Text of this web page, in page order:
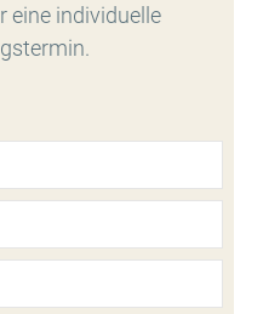
eine individuelle